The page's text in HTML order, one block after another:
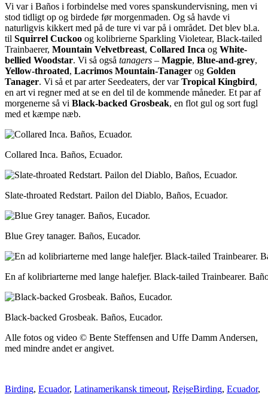
Vi var i Baños i forbindelse med vores spanskundervisning, men vi
stod tidligt op og birdede før morgenmaden. Og så havde vi
naturligvis kikkert med på de ture vi var på i området. Det blev bl.a.
til Squirrel Cuckoo og kolibrierne Sparkling Violetear, Black-tailed
Trainbaerer, Mountain Velvetbreast, Collared Inca og White-
bellied Woodstar. Vi så også tanagers – Magpie, Blue-and-grey,
Yellow-throated, Lacrimos Mountain-Tanager og Golden
Tanager. Vi så et par arter Seedeaters, der varTropical Kingbird,
en art vi regner med at se en del til de kommende måneder. Et par af
morgenerne så vi Black-backed Grosbeak, en flot gul og sort fugl
med et kæmpe næb.
Collared Inca. Baños, Ecuador.
Slate-throated Redstart. Pailon del Diablo, Baños, Ecuador.
Blue Grey tanager. Baños, Eucador.
En af kolibriarterne med lange halefjer. Black-tailed Trainbearer.
Black-backed Grosbeak. Baños, Eucador.
Alle fotos og video © Bente Steffensen and Uffe Damm Andersen,
med mindre andet er angivet.
Categories
Birding, Ecuador, Latinamerikansk timeout, RejseTags
Birding, Ecuador,